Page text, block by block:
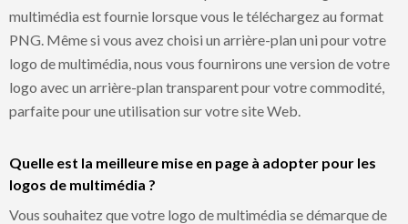
multimédia est fournie lorsque vous le téléchargez au format
PNG. Même si vous avez choisi un arrière-plan uni pour votre
logo de multimédia, nous vous fournirons une version de votre
logo avec un arrière-plan transparent pour votre commodité,
parfaite pour une utilisation sur votre site Web.
Quelle est la meilleure mise en page à adopter pour les
logos de multimédia ?
Vous souhaitez que votre logo de multimédia se démarque de